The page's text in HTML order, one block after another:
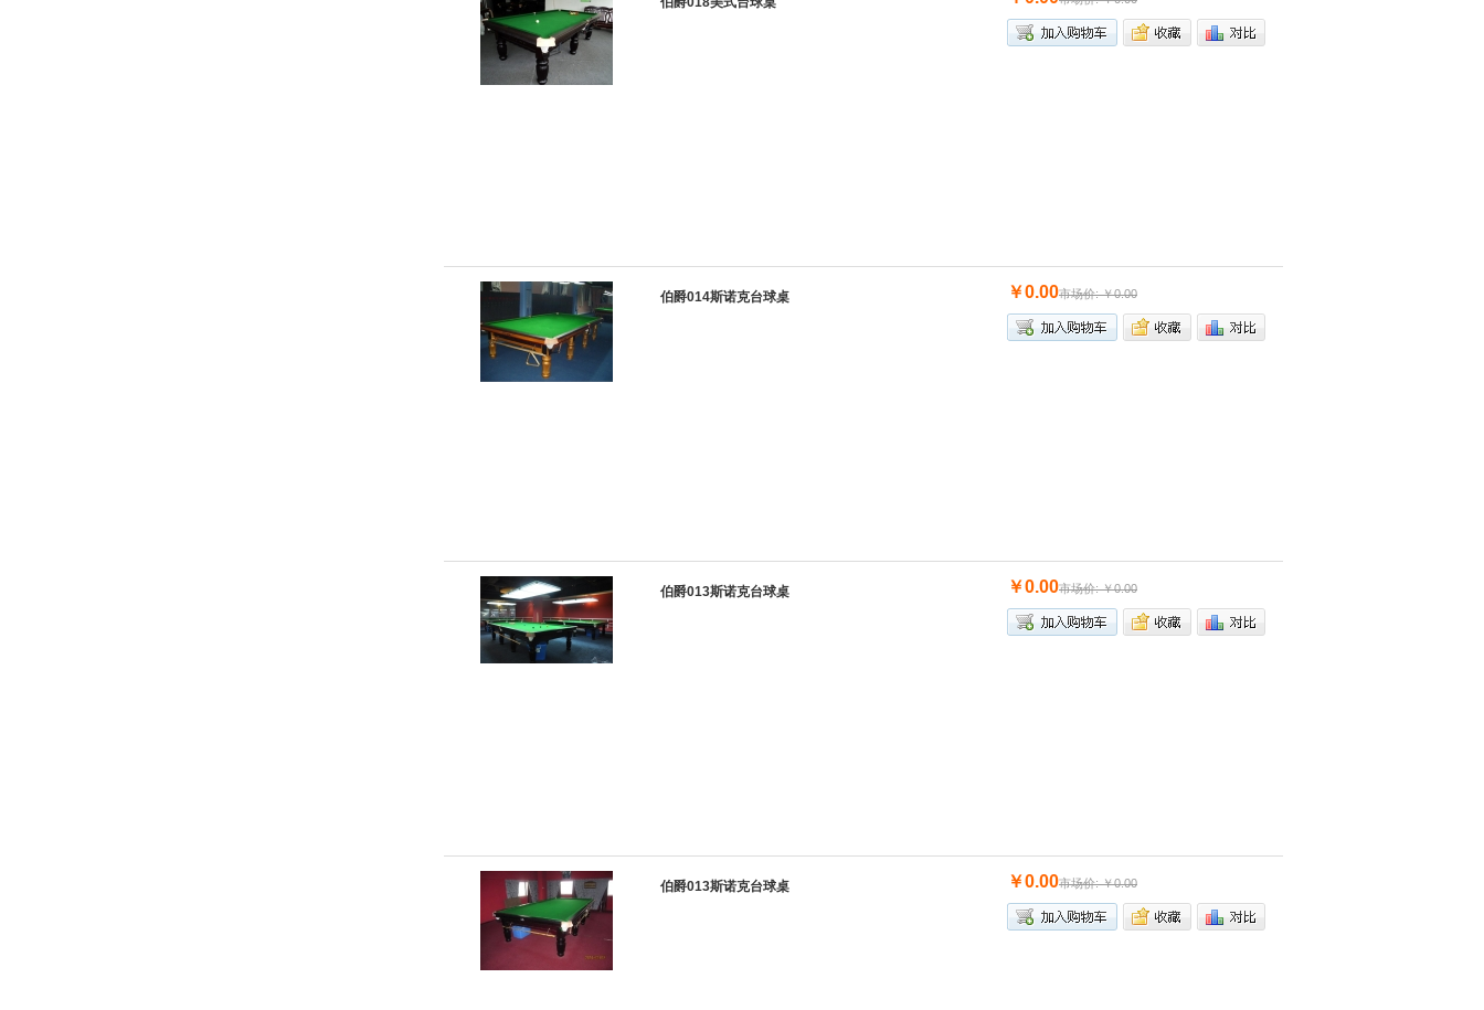
伯爵014斯诺克台球桌 ￥0.00市场价: ￥0.00
伯爵013斯诺克台球桌 ￥0.00市场价: ￥0.00
伯爵013斯诺克台球桌 ￥0.00市场价: ￥0.00